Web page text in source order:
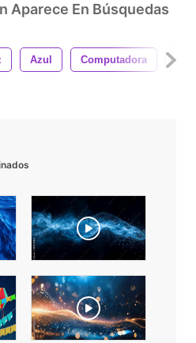
Aparece En Búsquedas
Azul Computadora 4k